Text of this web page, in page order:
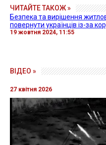
ЧИТАЙТЕ ТАКОЖ »
Безпека та вирішення
повернути українців із-за
19 жовтня 2024, 11:55
ВІДЕО »
27 квітня 2026